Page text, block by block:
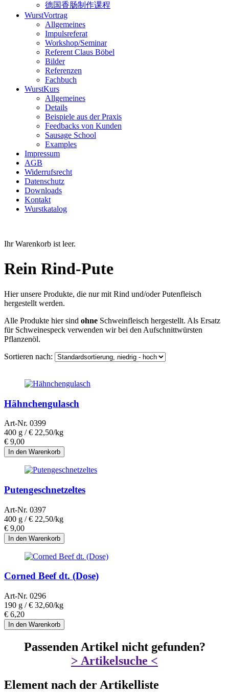
德国香肠制作课程
WurstVortrag
Allgemeines
Impulsreferat
Workshop/Seminar
Referent Claus Böbel
Bilder
Referenzen
Fachbuch
WurstKurs
Allgemeines
Details
Beispiele aus der Praxis
Feedbacks von Kunden
Sausage School
Examples
Impressum
AGB
Widerrufsrecht
Datenschutz
Downloads
Kontakt
Wurstkatalog
Ihr Warenkorb ist leer.
Rein Rind-Pute
Hier unsere Produkte, die nur mit Rind und/oder Putenfleisch
hergestellt werden.
Alle Produkte hier sind ohne Schweinfleisch hergestellt. Als Ersatz
für Schweinespeck verwenden wir bei den Aufschnittwürsten
Pflanzenöl.
Sortieren nach:
Hähnchengulasch
Art-Nr. 0399
400 g /€ 22,50/kg
€ 9,00
Putengeschnetzeltes
Art-Nr. 0397
400 g /€ 22,50/kg
€ 9,00
Corned Beef dt. (Dose)
Art-Nr. 0296
190 g /€ 32,60/kg
€ 6,20
Passenden Artikel nicht gefunden?
> Artikelsuche <
Element nach der Artikelliste